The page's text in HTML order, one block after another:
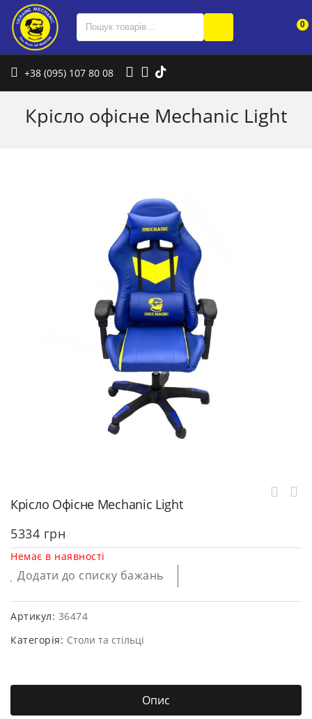
0
+38 (095) 107 80 08
Крісло офісне Mechanic Light
Крісло Офісне Mechanic Light
5334 грн
Немає в наявності
Додати до списку бажань
Артикул: 36474
Категорія: Столи та стільці
Опис